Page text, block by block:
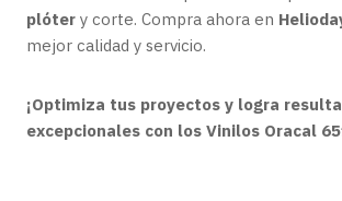
plóter y corte. Compra ahora en
mejor calidad y servicio.
¡Optimiza tus proyectos y logra
excepcionales con los Vinilos Oracal